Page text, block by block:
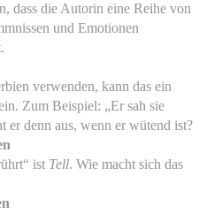
dass die Autorin eine Reihe von
und Emotionen
verwenden, kann das ein
Zum Beispiel: „Er sah sie
er denn aus, wenn er wütend ist?
ist Tell. Wie macht sich das